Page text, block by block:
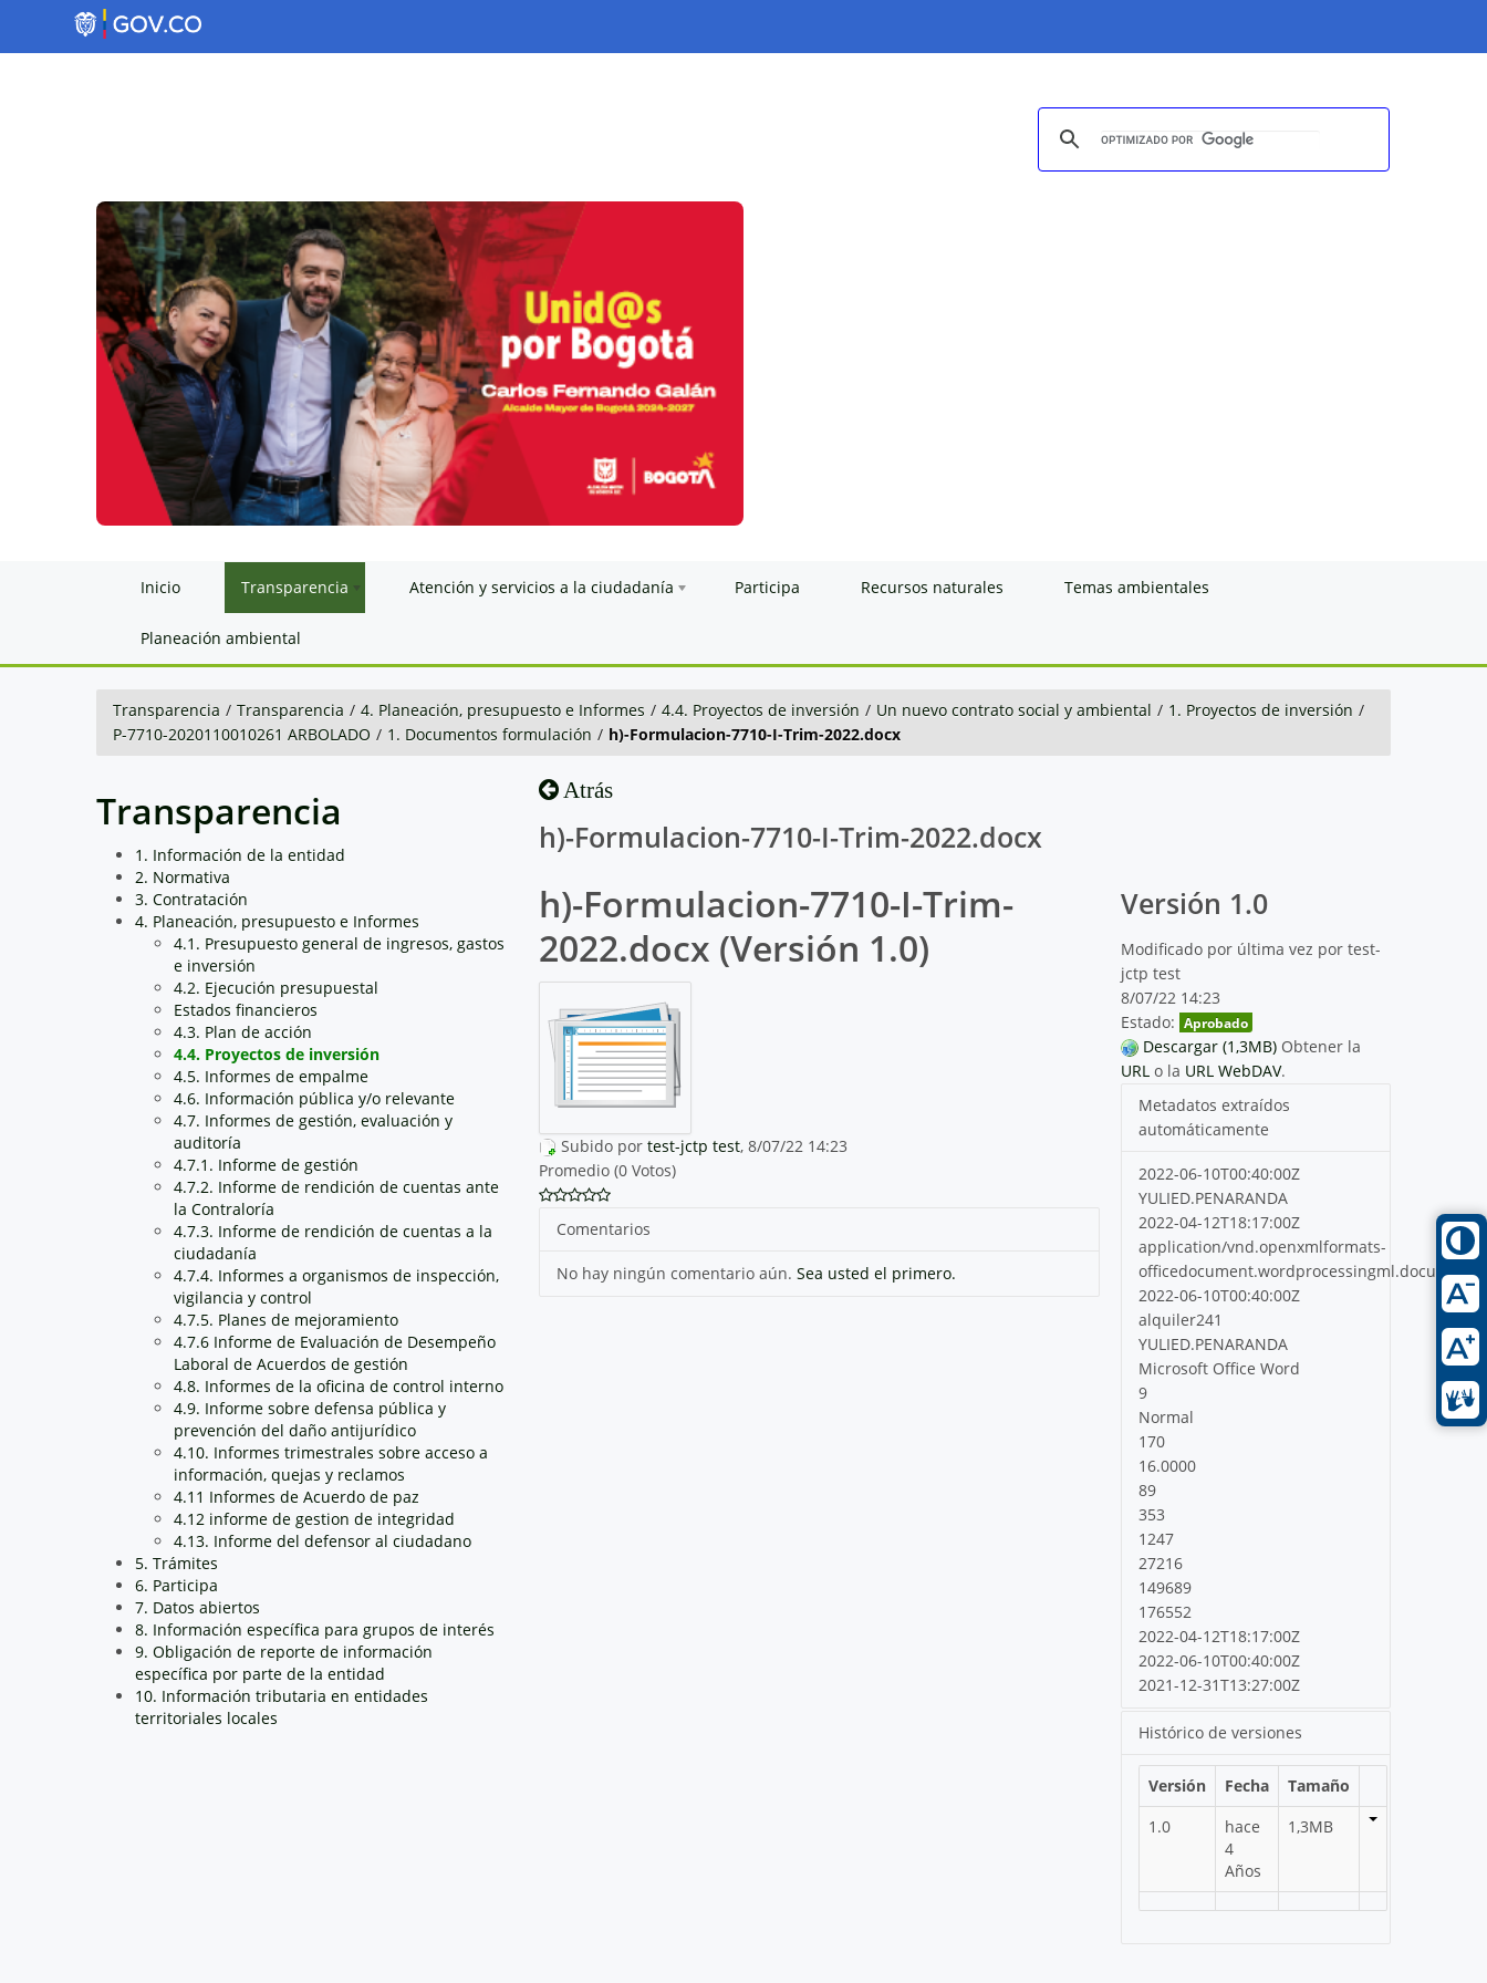
Inicio Transparencia Atención y servicios a la ciudadanía Participa Recursos naturales Temas ambientales
Planeación ambiental
Transparencia / Transparencia / 4. Planeación, presupuesto e Informes / 4.4. Proyectos de inversión / Un nuevo contrato social y ambiental / 1. Proyectos de inversión /
P-7710-2020110010261 ARBOLADO / 1. Documentos formulación / h)-Formulacion-7710-I-Trim-2022.docx
Transparencia
1. Información de la entidad
2. Normativa
3. Contratación
4. Planeación, presupuesto e Informes
4.1. Presupuesto general de ingresos, gastos
e inversión
4.2. Ejecución presupuestal
Estados financieros
4.3. Plan de acción
4.4. Proyectos de inversión
4.5. Informes de empalme
4.6. Información pública y/o relevante
4.7. Informes de gestión, evaluación y
auditoría
4.7.1. Informe de gestión
4.7.2. Informe de rendición de cuentas ante
la Contraloría
4.7.3. Informe de rendición de cuentas a la
ciudadanía
4.7.4. Informes a organismos de inspección,
vigilancia y control
4.7.5. Planes de mejoramiento
4.7.6 Informe de Evaluación de Desempeño
Laboral de Acuerdos de gestión
4.8. Informes de la oficina de control interno
4.9. Informe sobre defensa pública y
prevención del daño antijurídico
4.10. Informes trimestrales sobre acceso a
información, quejas y reclamos
4.11 Informes de Acuerdo de paz
4.12 informe de gestion de integridad
4.13. Informe del defensor al ciudadano
5. Trámites
6. Participa
7. Datos abiertos
8. Información específica para grupos de interés
9. Obligación de reporte de información
específica por parte de la entidad
10. Información tributaria en entidades
territoriales locales
Atrás
h)-Formulacion-7710-I-Trim-2022.docx
h)-Formulacion-7710-I-Trim-
2022.docx (Versión 1.0)
Subido por test-jctp test, 8/07/22 14:23
Promedio (0 Votos)
Comentarios
No hay ningún comentario aún. Sea usted el primero.
Versión 1.0
Modificado por última vez por test-
jctp test
8/07/22 14:23
Estado: Aprobado
Descargar (1,3MB) Obtener la
URL o la URL WebDAV.
Metadatos extraídos
automáticamente
2022-06-10T00:40:00Z
YULIED.PENARANDA
2022-04-12T18:17:00Z
application/vnd.openxmlformats-
officedocument.wordprocessingml.document
2022-06-10T00:40:00Z
alquiler241
YULIED.PENARANDA
Microsoft Office Word
9
Normal
170
16.0000
89
353
1247
27216
149689
176552
2022-04-12T18:17:00Z
2022-06-10T00:40:00Z
2021-12-31T13:27:00Z
Histórico de versiones
Versión Fecha
Tamaño
1.0
hace
4
Años
1,3MB